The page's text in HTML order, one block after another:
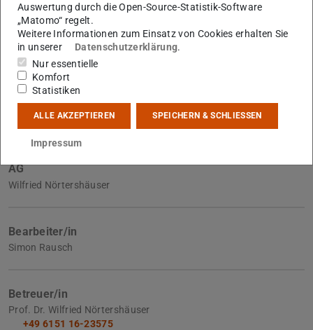
Weitere Daten
11.01.2021
Angenommen am
11.01.2021
AG
Wilfried Nörtershäuser
Bearbeiter/in
Simon Rausch
Betreuer/in
Prof. Dr. Wilfried Nörtershäuser
+49 6151 16-23575
Auswertung durch die Open-Source-Statistik-Software
„Matomo“ regelt.
Weitere Informationen zum Einsatz von Cookies erhalten Sie
in unserer
Datenschutzerklärung.
Nur essentielle
Komfort
Statistiken
ALLE AKZEPTIEREN SPEICHERN & SCHLIESSEN
Impressum